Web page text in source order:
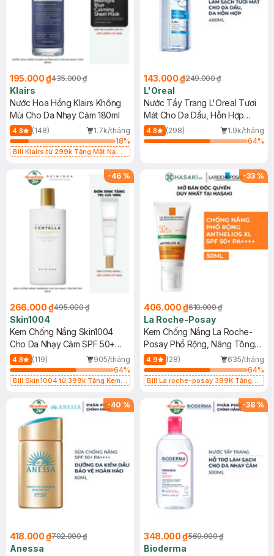
195.000 ₫435.000 ₫
Klairs
Nước Hoa Hồng Klairs Không
Mùi Cho Da Nhạy Cảm 180ml
4.8 (148)
1.7k/tháng
18%
Bill Klairs từ 299k Tặng Mặt Nạ
25ml (SL Có Hạn)
143.000 ₫249.000 ₫
L'Oreal
Nước Tẩy Trang L'Oreal Tươi
Mát Cho Da Dầu, Hỗn Hợp
400ml
4.8 (298)
1.9k/tháng
64%
-46 %
266.000 ₫495.000 ₫
Skin1004
Kem Chống Nắng Skin1004
Cho Da Nhạy Cảm SPF 50+
50ml
4.8 (119)
905/tháng
64%
Bill Skin1004 từ 399k Tặng Kem
SPF 50+ 20ml (SL Có Hạn)
-33 %
406.000 ₫610.000 ₫
La Roche-Posay
Kem Chống Nắng La Roche-
Posay Phổ Rộng, Nâng Tông
Kiềm Dầu 50ml
4.9 (28)
635/tháng
64%
Bill La roche-posay 399K Tặng
(SL có hạn)
-40 %
418.000 ₫702.000 ₫
Anessa
-38 %
348.000 ₫560.000 ₫
Bioderma